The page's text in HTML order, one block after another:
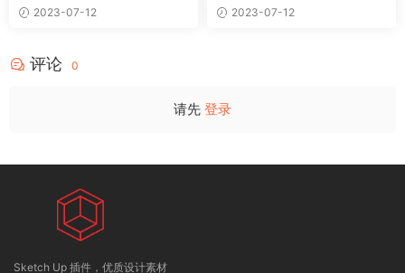
2023-07-12 2023-07-12
评论 0
请先 登录
Sketch Up 插件，优质设计素材